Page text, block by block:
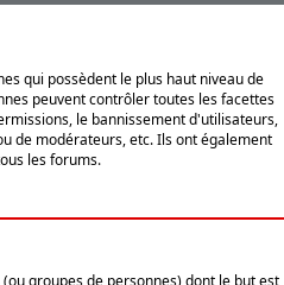
qui possèdent le plus haut niveau de
peuvent contrôler toutes les facettes
le bannissement d'utilisateurs,
de modérateurs, etc. Ils ont également
les forums.
groupes de personnes) dont le but est